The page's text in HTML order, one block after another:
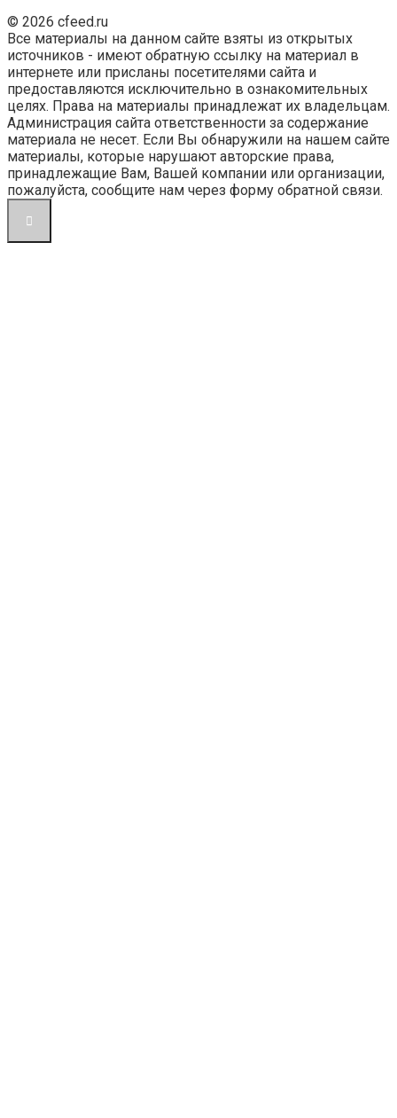
© 2026 cfeed.ru
Все материалы на данном сайте взяты из открытых
источников - имеют обратную ссылку на материал в
интернете или присланы посетителями сайта и
предоставляются исключительно в ознакомительных
целях. Права на материалы принадлежат их владельцам.
Администрация сайта ответственности за содержание
материала не несет. Если Вы обнаружили на нашем сайте
материалы, которые нарушают авторские права,
принадлежащие Вам, Вашей компании или организации,
пожалуйста, сообщите нам через форму обратной связи.